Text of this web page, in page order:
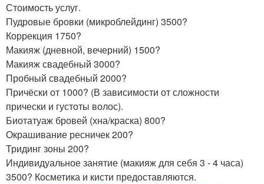
Стоимость услуг.
Пудровые бровки (микроблейдинг) 3500?
Коррекция 1750?
Макияж (дневной, вечерний) 1500?
Макияж свадебный 3000?
Пробный свадебный 2000?
Причёски от 1000? (В зависимости от сложности
прически и густоты волос).
Биотатуаж бровей (хна/краска) 800?
Окрашивание ресничек 200?
Тридинг зоны 200?
Индивидуальное занятие (макияж для себя 3 - 4 часа)
3500? Косметика и кисти предоставляются.